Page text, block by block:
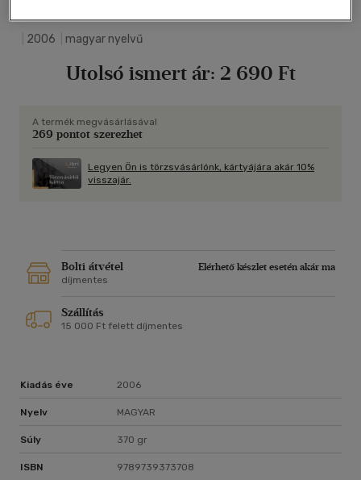
2006 magyar nyelvű
Utolsó ismert ár: 2 690 Ft
A termék megvásárlásával
269 pontot szerezhet
Legyen Ön is törzsvásárlónk, kártyájára akár 10%
visszajár.
Bolti átvétel
Elérhető készlet esetén akár ma
díjmentes
Szállítás
15 000 Ft felett díjmentes
Kiadás éve 2006
Nyelv MAGYAR
Súly 370 gr
ISBN 9789739373708